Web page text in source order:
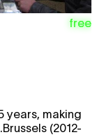
free
years, making
(2012-